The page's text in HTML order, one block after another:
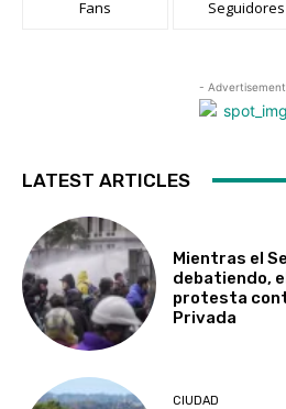
Fans Seguidores
-
LATEST ARTICLES
Mientras el
debatiendo,
protesta
Privada
CIUDAD